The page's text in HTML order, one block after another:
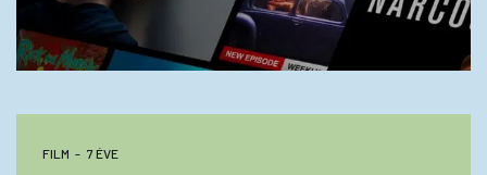
FILM 7 ÉVE